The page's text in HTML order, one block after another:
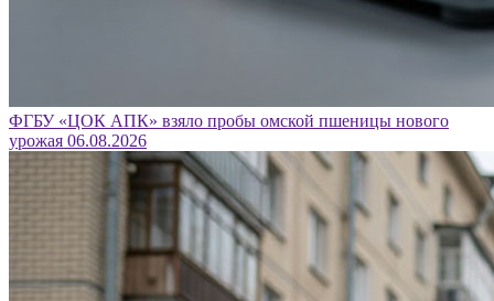
ФГБУ «ЦОК АПК» взяло пробы омской пшеницы нового
урожая 06.08.2026